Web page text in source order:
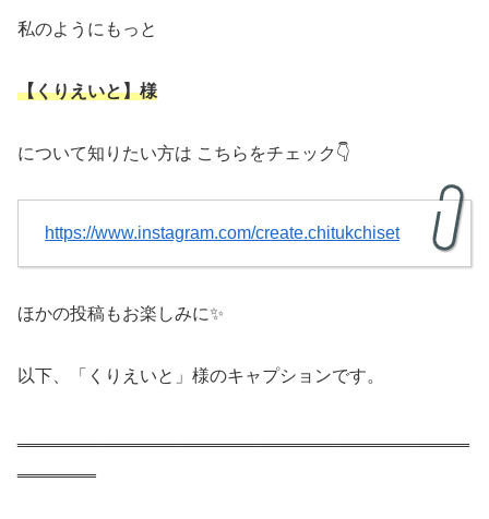
私のようにもっと
【くりえいと】様
について知りたい方は こちらをチェック👇
https://www.instagram.com/create.chitukchiset
ほかの投稿もお楽しみに✨
以下、「くりえいと」様のキャプションです。